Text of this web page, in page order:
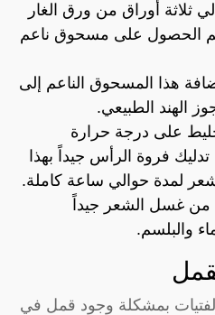
أوراق من ورق الغار
الحصول على مسحوق ناعم
هذا المسحوق الناعم إلى
الطبيعي.
على درجة حرارة
فروة الرأس جيداً بهذا
لمدة حوالي ساعة كاملة.
من غسل الشعر جيداً
والبلسم.
بمشكلة وجود قمل في